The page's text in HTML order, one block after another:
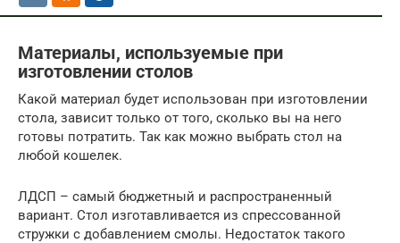
Материалы, используемые при
изготовлении столов
Какой материал будет использован при изготовлении
стола, зависит только от того, сколько вы на него
готовы потратить. Так как можно выбрать стол на
любой кошелек.
ЛДСП – самый бюджетный и распространенный
вариант. Стол изготавливается из спрессованной
стружки с добавлением смолы. Недостаток такого